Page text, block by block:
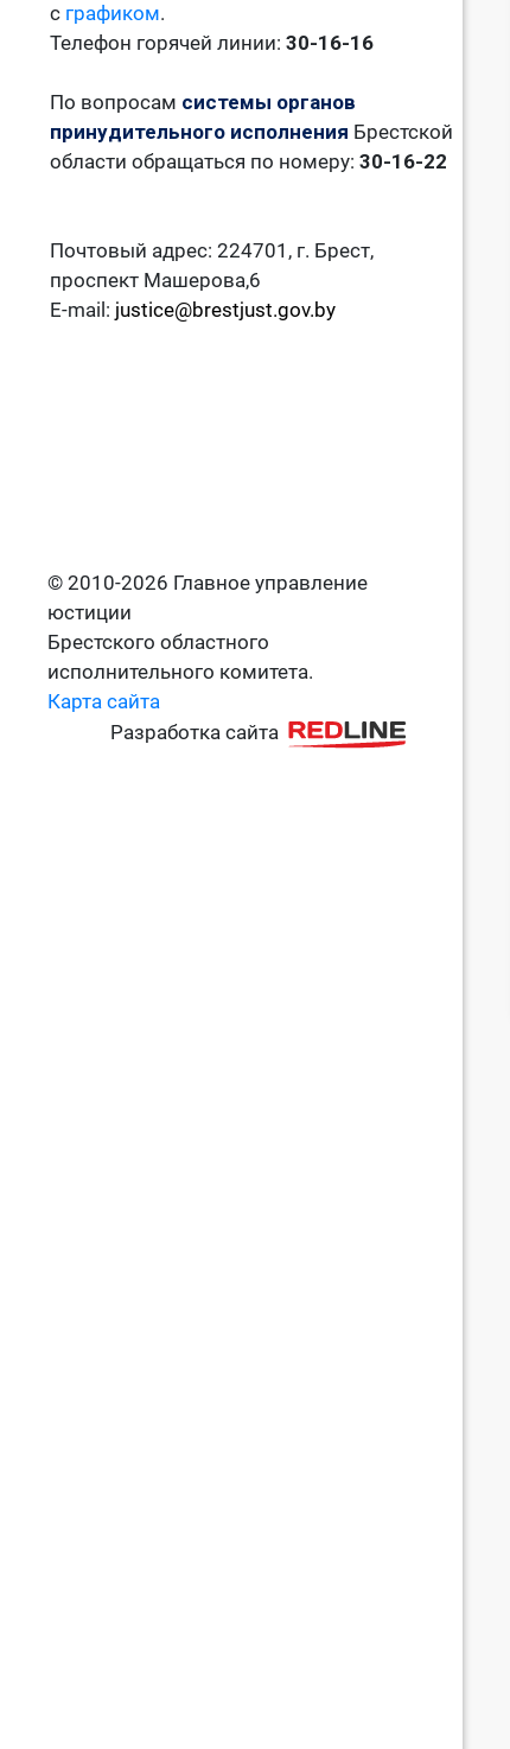
с графиком.
Телефон горячей линии: 30-16-16
По вопросам системы органов
принудительного исполнения Брестской
области обращаться по номеру: 30-16-22
Почтовый адрес: 224701, г. Брест,
проспект Машерова,6
E-mail: justice@brestjust.gov.by
© 2010-2026 Главное управление
юстиции
Брестского областного
исполнительного комитета.
Карта сайта
Разработка сайта